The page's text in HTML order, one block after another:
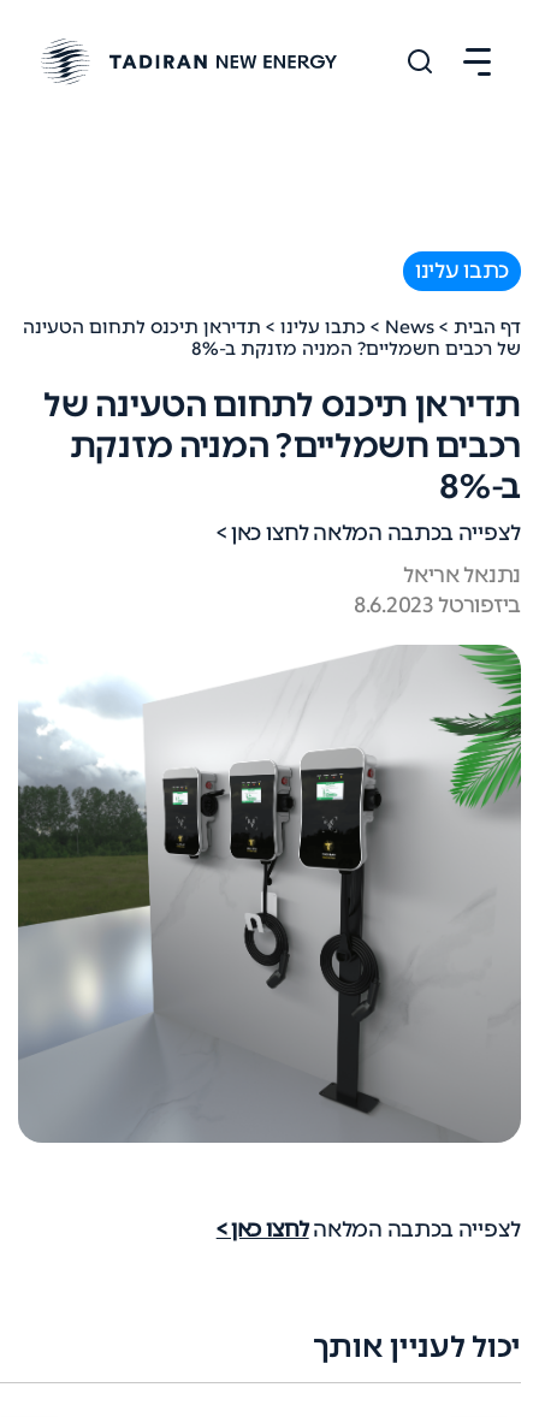
כתבו עלינו
דף הבית >
News
> כתבו עלינו > תדיראן תיכנס לתחום הטעינה
של רכבים חשמליים? המניה מזנקת ב-8%
תדיראן תיכנס לתחום הטעינה של
רכבים חשמליים? המניה מזנקת
ב-8%
לצפייה בכתבה המלאה לחצו כאן >
נתנאל אריאל
ביזפורטל 8.6.2023
לצפייה בכתבה המלאהלחצו כאן >
יכול לעניין אותך